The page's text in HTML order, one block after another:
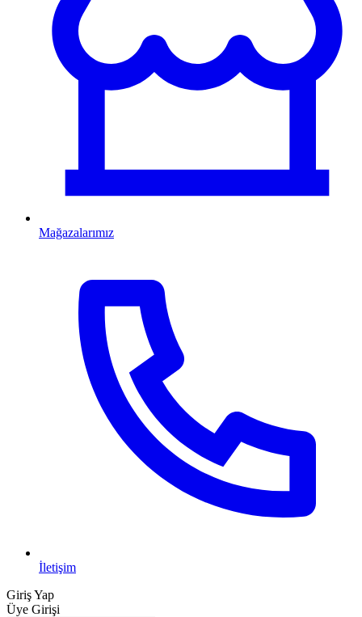
Mağazalarımız
İletişim
Giriş Yap
Üye Girişi